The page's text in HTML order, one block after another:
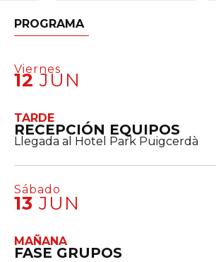
PROGRAMA
Viernes
12JUN
TARDE
RECEPCIÓN EQUIPOS
Llegada al Hotel Park Puigcerdà
Sábado
13 JUN
MAÑANA
FASE GRUPOS